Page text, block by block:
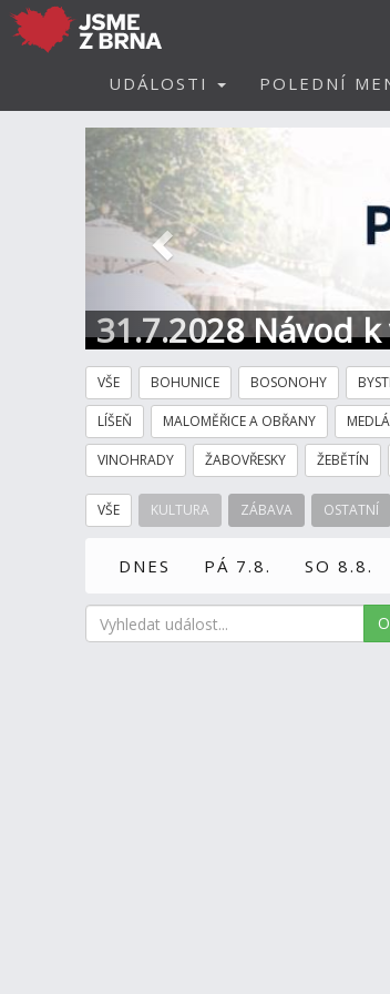
UDÁLOSTI POLEDNÍ
31.7.2028 Návod
Předchozí
VŠE BOHUNICE BOSONOHY
LÍŠEŇ MALOMĚŘICE A OBŘANY
VINOHRADY ŽABOVŘESKY ŽEBĚTÍN
VŠE KULTURA ZÁBAVA OSTATNÍ
DNES PÁ 7.8. SO 8.8.